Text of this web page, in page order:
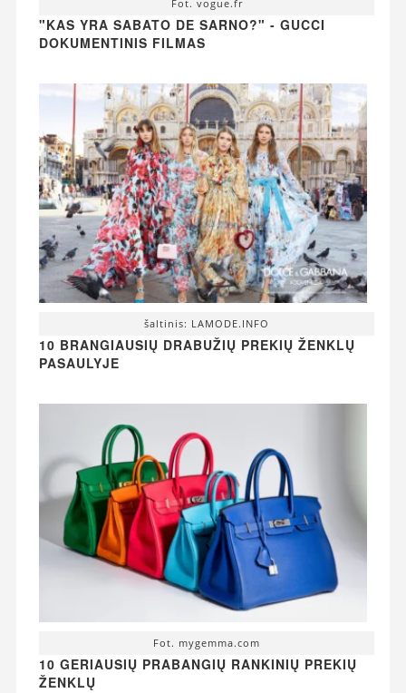
Fot. vogue.fr
"KAS YRA SABATO DE SARNO?" - GUCCI
DOKUMENTINIS FILMAS
šaltinis: LAMODE.INFO
10 BRANGIAUSIŲ DRABUŽIŲ PREKIŲ ŽENKLŲ
PASAULYJE
Fot. mygemma.com
10 GERIAUSIŲ PRABANGIŲ RANKINIŲ PREKIŲ
ŽENKLŲ